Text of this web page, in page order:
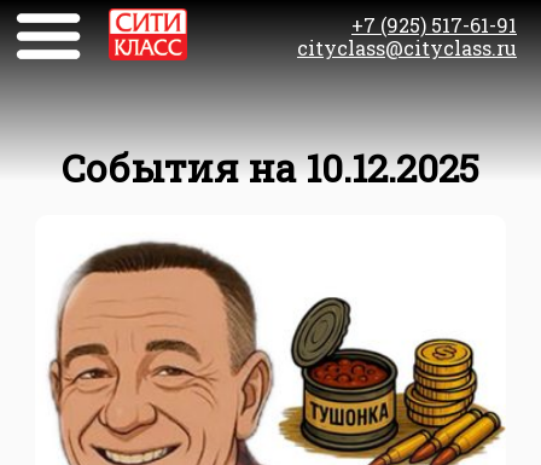
+7 (925) 517-61-91
cityclass@cityclass.ru
События на 10.12.2025